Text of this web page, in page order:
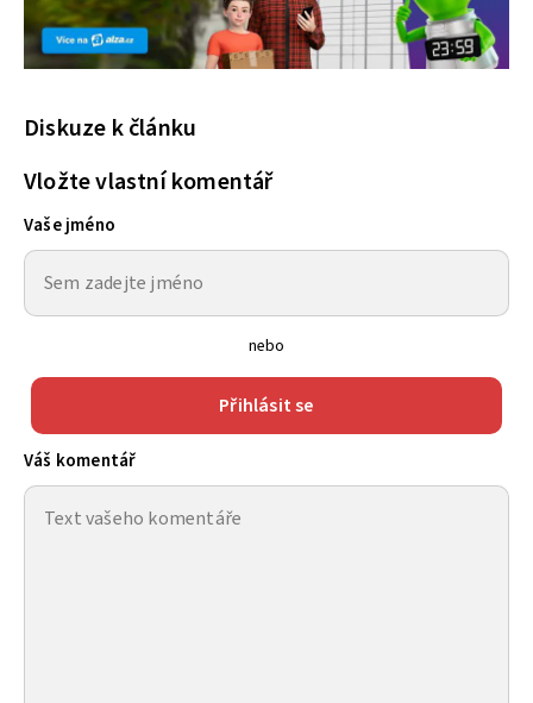
Diskuze k článku
Vložte vlastní komentář
Vaše jméno
nebo
Přihlásit se
Váš komentář